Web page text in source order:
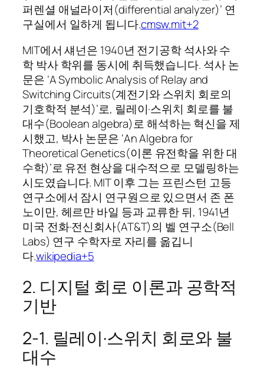
퍼렌셜 애널라이저(differential analyzer)’ 연
구실에서 일하게 됩니다.cmsw.mit+2
MIT에서 섀넌은 1940년 전기공학 석사와 수
학 박사 학위를 동시에 취득했습니다. 석사 논
문은 ‘A Symbolic Analysis of Relay and
Switching Circuits(계전기와 스위치 회로의
기호학적 분석)’로, 릴레이·스위치 회로를 불
대수(Boolean algebra)로 해석하는 혁신을 제
시했고, 박사 논문은 ‘An Algebra for
Theoretical Genetics(이론 유전학을 위한 대
수학)’로 유전 현상을 대수적으로 모델링하는
시도였습니다. MIT 이후 그는 프린스턴 고등
연구소에서 잠시 연구원으로 있으면서 존 폰
노이만, 헤르만 바일 등과 교류한 뒤, 1941년
미국 전화·전신회사(AT&T)의 벨 연구소(Bell
Labs) 연구 수학자로 자리를 옮깁니
다.wikipedia+5
2. 디지털 회로 이론과 공학적
기반
2‑1. 릴레이·스위치 회로와 불
대수